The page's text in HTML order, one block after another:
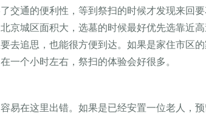
交通的便利性，等到祭扫的时候才发现来回
京城区面积大，选墓的时候最好优先选靠近
去追思，也能很方便到达。如果是家住市区
一个小时左右，祭扫的体验会好很多。
易在这里出错。如果是已经安置一位老人，预